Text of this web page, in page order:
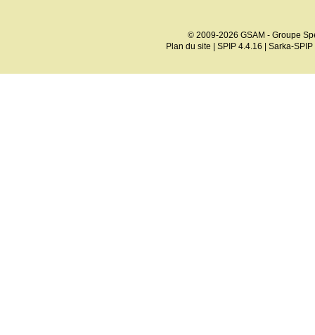
© 2009-2026 GSAM - Groupe
Plan du site
SPIP 4.4.16 Sarka-SPIP